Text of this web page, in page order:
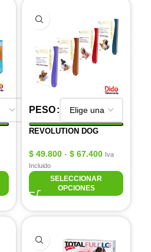
PESO
REVOLUTION DOG
$ 49.800 - $ 67.400 Iva
Incluido
SELECCIONAR
OPCIONES